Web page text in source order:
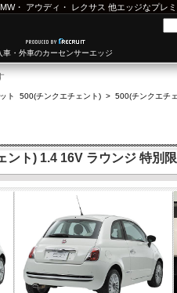
・ アウディ ・ レクサス 他エッジなプレ
・外車のカーセンサーエッジ
ト 500(チンクエチェント) > 500(チンクエチ
ント) 1.4 16V ラウンジ 特別